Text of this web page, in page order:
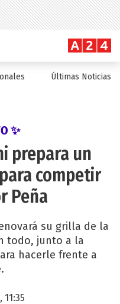
Últimas Noticias
✨
prepara un
competir
Peña
su grilla de la
todo, junto a la
hacerle frente a
11:35